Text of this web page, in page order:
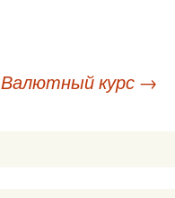
Валютный курс →